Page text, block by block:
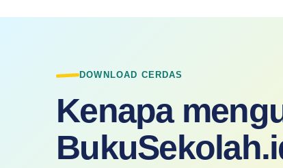
DOWNLOAD CERDAS
Kenapa